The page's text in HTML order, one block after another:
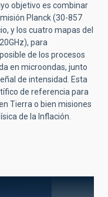
objetivo es combinar
Planck (30-857
y los cuatro mapas del
para
de los procesos
en microondas, junto
de intensidad. Esta
de referencia para
Tierra o bien misiones
de la Inflación.